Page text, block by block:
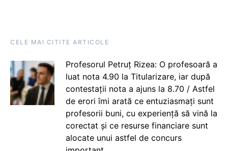
CELE MAI CITITE ARTICOLE
Profesorul Petruț Rizea: O profesoară a
luat nota 4.90 la Titularizare, iar după
contestații nota a ajuns la 8.70 / Astfel
de erori îmi arată ce entuziasmați sunt
profesorii buni, cu experiență să vină la
corectat și ce resurse financiare sunt
alocate unui astfel de concurs